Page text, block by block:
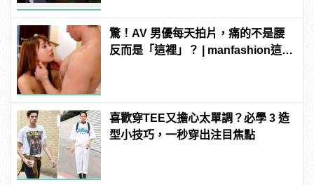
驚！AV 男優每天拍片，痛的不是腰
反而是「這裡」？ | manfashion這樣
喜歡穿TEE又擔心太單調？必學 3 造
型小技巧，一秒穿出注目焦點